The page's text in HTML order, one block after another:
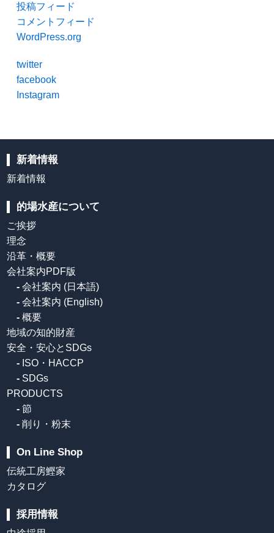
投稿フィード
コメントフィード
WordPress.org
twitter
facebook
Instagram
新着情報
新着情報
的場水産について
ご挨拶
理念
沿革・概要
会社案内PDF版
- 会社案内 (日本語)
- 会社案内 (English)
- 概要
地域の知的財産
安全・安心とSDGs
- ISO・HACCP
- SDGs
PRODUCTS
- 節
- 削り・粉末
On Line Shop
伝統工房鰹家
カタログ
採用情報